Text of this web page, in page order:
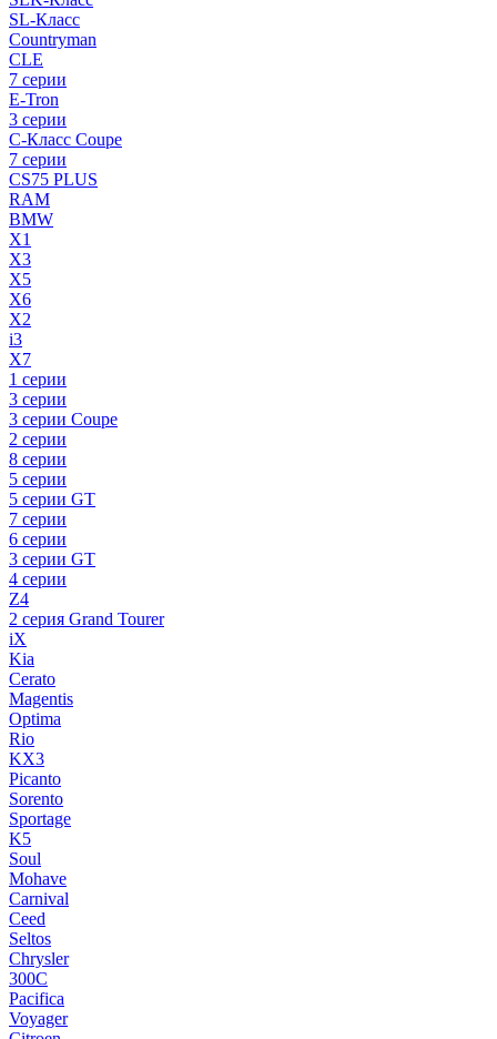
SL-Класс
Countryman
CLE
7 серии
E-Tron
3 серии
C-Класс Coupe
7 серии
CS75 PLUS
RAM
BMW
X1
X3
X5
X6
X2
i3
X7
1 серии
3 серии
3 серии Coupe
2 серии
8 серии
5 серии
5 серии GT
7 серии
6 серии
3 серии GT
4 серии
Z4
2 серия Grand Tourer
iX
Kia
Cerato
Magentis
Optima
Rio
KX3
Picanto
Sorento
Sportage
K5
Soul
Mohave
Carnival
Ceed
Seltos
Chrysler
300C
Pacifica
Voyager